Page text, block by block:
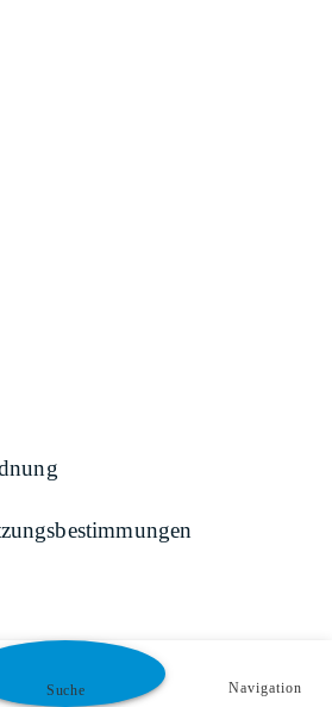
Suche Navigation